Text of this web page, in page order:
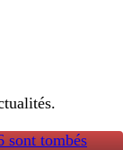
sont tombés